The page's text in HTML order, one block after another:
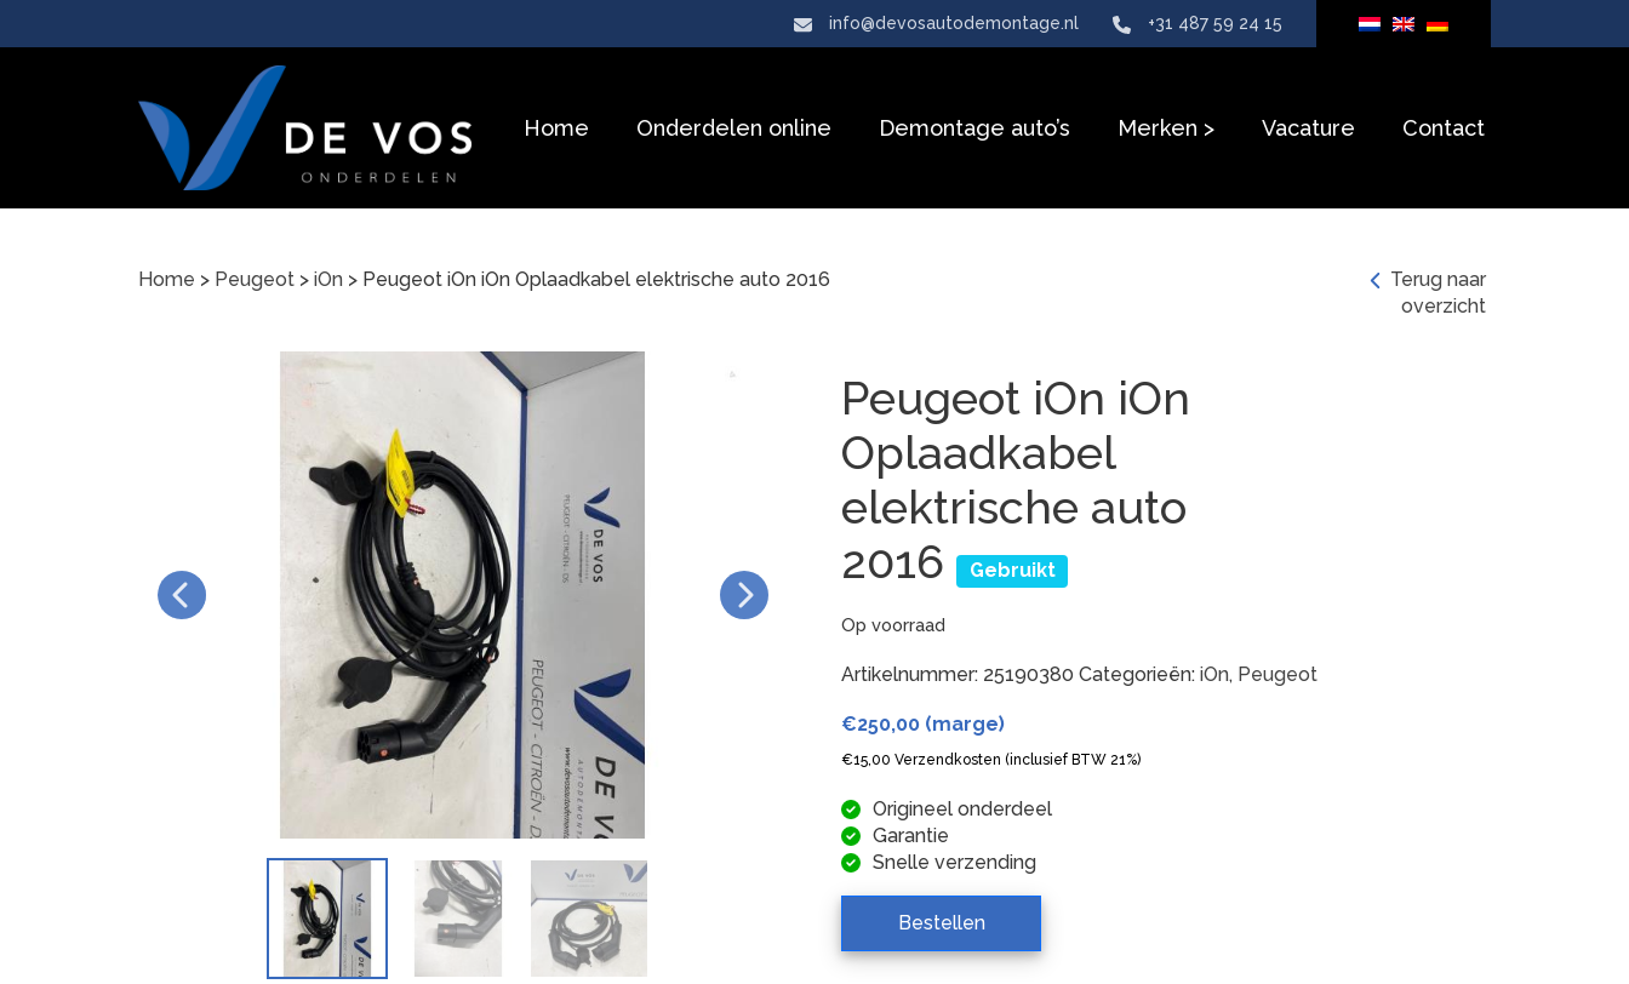
info@devosautodemontage.nl +31 487 59 24 15
Home Onderdelen online Demontage auto’s Merken Vacature Contact
Home > Peugeot > iOn > Peugeot iOn iOn Oplaadkabel elektrische auto 2016
Peugeot iOn iOn
Oplaadkabel
elektrische auto
2016
Gebruikt
Terug naar
overzicht
Op voorraad
Artikelnummer: 25190380 Categorieën:iOn, Peugeot
€250,00 (marge)
€15,00 Verzendkosten (inclusief BTW 21%)
Origineel onderdeel
Garantie
Snelle verzending
Bestellen